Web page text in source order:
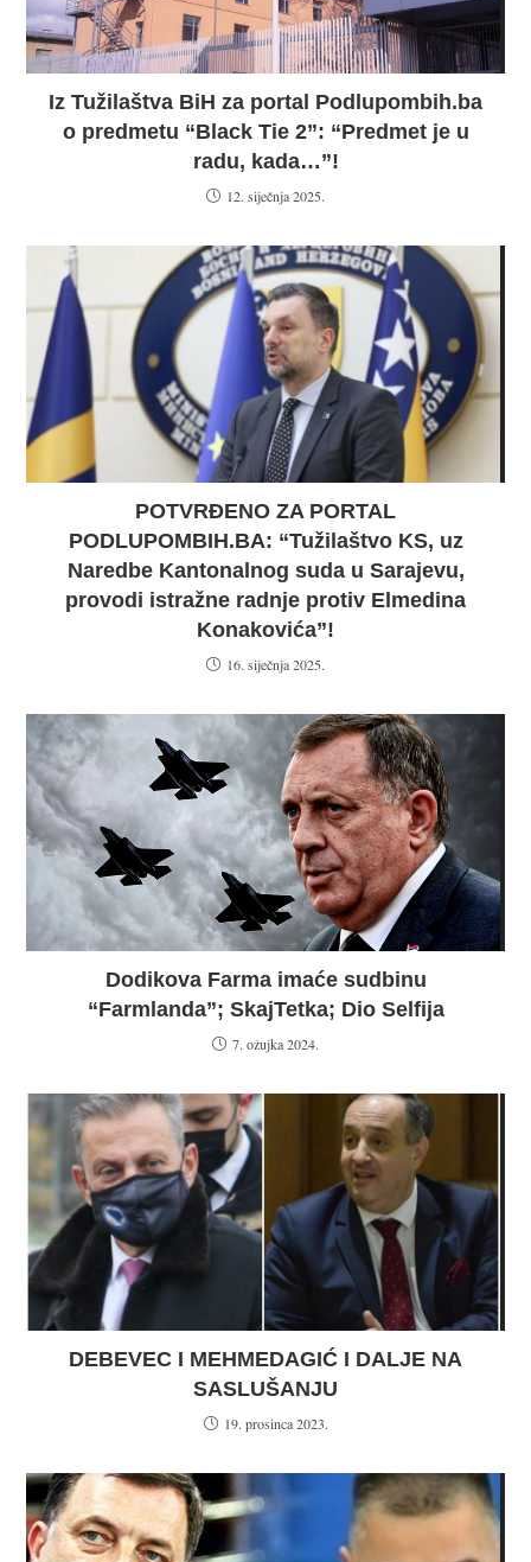
Iz Tužilaštva BiH za portal Podlupombih.ba
o predmetu “Black Tie 2”: “Predmet je u
radu, kada…”!
12. siječnja 2025.
POTVRĐENO ZA PORTAL
PODLUPOMBIH.BA: “Tužilaštvo KS, uz
Naredbe Kantonalnog suda u Sarajevu,
provodi istražne radnje protiv Elmedina
Konakovića”!
16. siječnja 2025.
Dodikova Farma imaće sudbinu
“Farmlanda”; SkajTetka; Dio Selfija
7. ožujka 2024.
DEBEVEC I MEHMEDAGIĆ I DALJE NA
SASLUŠANJU
19. prosinca 2023.